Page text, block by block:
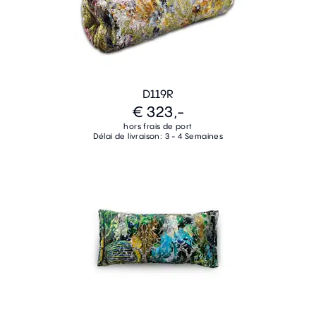
D119R
€ 323,-
hors frais de port
Délai de livraison: 3 - 4 Semaines